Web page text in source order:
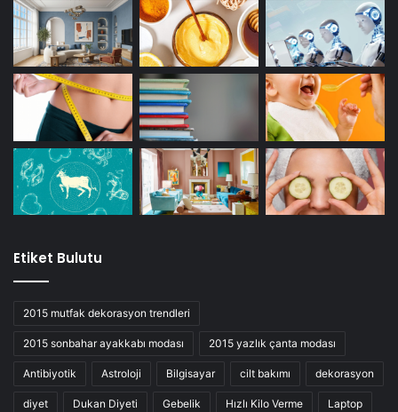
Etiket Bulutu
2015 mutfak dekorasyon trendleri
2015 sonbahar ayakkabı modası 2015 yazlık çanta modası
Antibiyotik Astroloji Bilgisayar cilt bakımı dekorasyon
diyet Dukan Diyeti Gebelik Hızlı Kilo Verme Laptop